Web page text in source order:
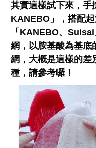
其實這樣試下來，手
KANEBO」，搭配
「KANEBO、
網，以胺基酸為基底
網，大概是這樣的差
種，請參考囉！